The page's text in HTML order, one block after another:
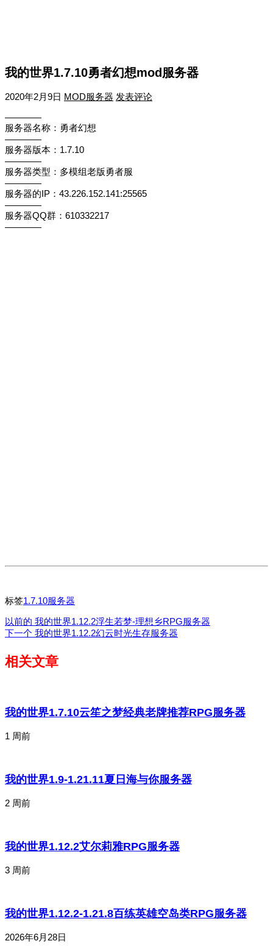
我的世界1.7.10勇者幻想mod服务器
2020年2月9日 MOD服务器 发表评论
————
服务器名称：勇者幻想
————
服务器版本：1.7.10
————
服务器类型：多模组老版勇者服
————
服务器的IP：43.226.152.141:25565
————
服务器QQ群：610332217
————
标签1.7.10服务器
以前的 我的世界1.12.2浮生若梦-理想乡RPG服务器
下一个 我的世界1.12.2幻云时光生存服务器
相关文章
我的世界1.7.10云笙之梦经典老牌推荐RPG服务器
1 周前
我的世界1.9-1.21.11夏日海与你服务器
2 周前
我的世界1.12.2艾尔莉雅RPG服务器
3 周前
我的世界1.12.2-1.21.8百练英雄空岛类RPG服务器
2026年6月28日